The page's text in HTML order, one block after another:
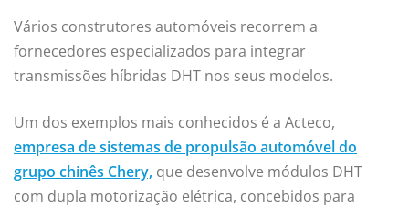
Vários construtores automóveis recorrem a
fornecedores especializados para integrar
transmissões híbridas DHT nos seus modelos.
Um dos exemplos mais conhecidos é a Acteco,
empresa de sistemas de propulsão automóvel do
grupo chinês Chery, que desenvolve módulos DHT
com dupla motorização elétrica, concebidos para